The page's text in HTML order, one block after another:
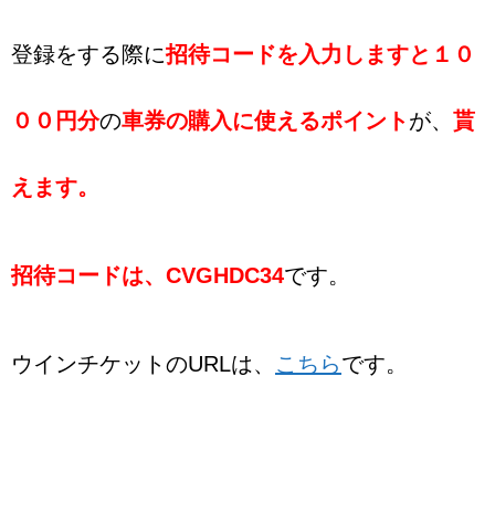
登録をする際に招待コードを入力しますと１０
００円分の車券の購入に使えるポイントが、 貰
えます。
招待コードは、 CVGHDC34です。
ウインチケットのURLは、 こちらです。